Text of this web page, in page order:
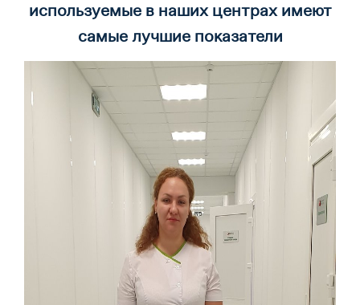
используемые в наших центрах имеют
самые лучшие показатели